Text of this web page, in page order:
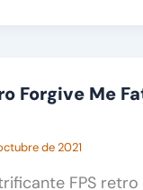
Forgive Me
de 2021
FPS